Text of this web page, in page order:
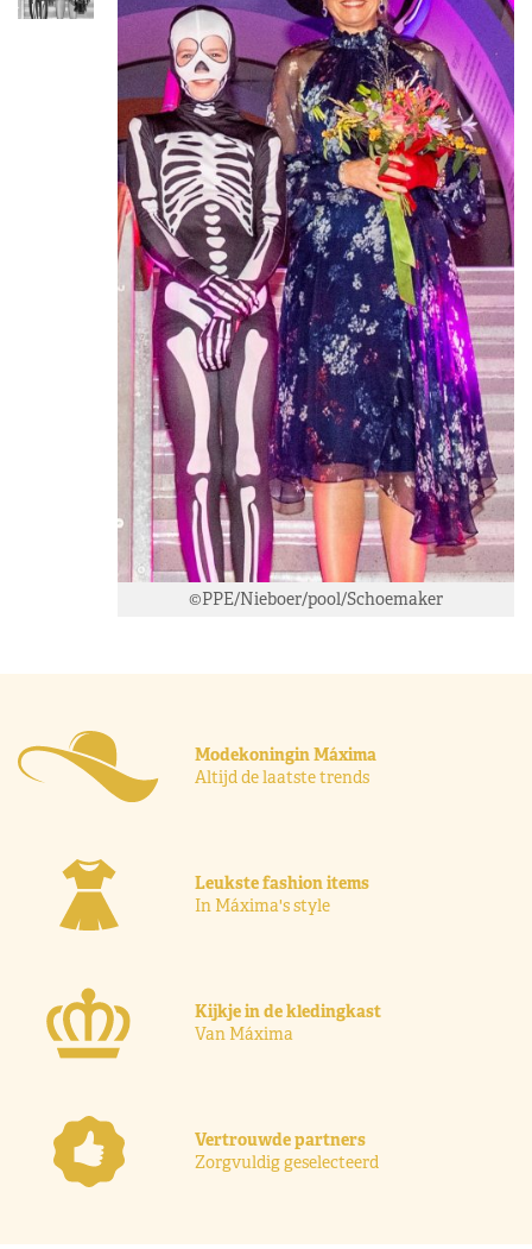
©PPE/Nieboer/pool/Schoemaker
Modekoningin Máxima
Altijd de laatste trends
Leukste fashion items
In Máxima's style
Kijkje in de kledingkast
Van Máxima
Vertrouwde partners
Zorgvuldig geselecteerd